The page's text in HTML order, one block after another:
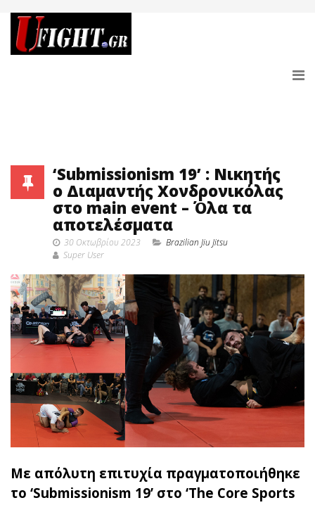
‘Submissionism 19’ : Νικητής
ο Διαμαντής Χονδρονικόλας
στο main event – Όλα τα
αποτελέσματα
30 Οκτωβρίου 2023
Brazilian Jiu Jitsu
Super User
Με απόλυτη επιτυχία πραγματοποιήθηκε
το ‘Submissionism 19’ στο ‘The Core Sports